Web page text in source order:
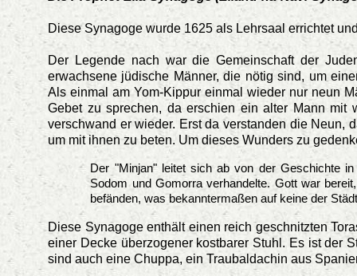
Diese Synagoge wurde 1625 als Lehrsaal errichtet
Der Legende nach war die Gemeinschaft der
erwachsene jüdische Männer, die nötig sind, um
Als einmal am Yom-Kippur einmal wieder nur neun
Gebet zu sprechen, da erschien ein alter Mann mit
verschwand er wieder. Erst da verstanden die Neun,
um mit ihnen zu beten. Um dieses Wunders zu
Der "Minjan" leitet sich ab von der Geschichte
Sodom und Gomorra verhandelte. Gott war
befänden, was bekanntermaßen auf keine der
Diese Synagoge enthält einen reich geschnitzten
einer Decke überzogener kostbarer Stuhl. Es ist der
sind auch eine Chuppa, ein Traubaldachin aus